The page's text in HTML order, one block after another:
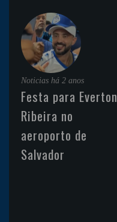
Noticias há 2 anos
Festa para Everton
Ribeira no
aeroporto de
Salvador